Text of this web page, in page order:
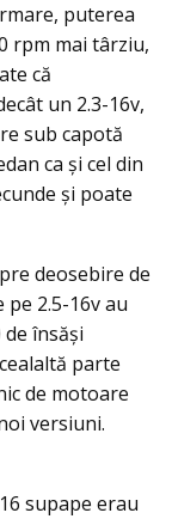
puterea
rpm mai târziu,
că
un 2.3-16v,
sub capotă
ca şi cel din
şi poate
deosebire de
2.5-16v au
însăşi
parte
de motoare
versiuni.
supape erau